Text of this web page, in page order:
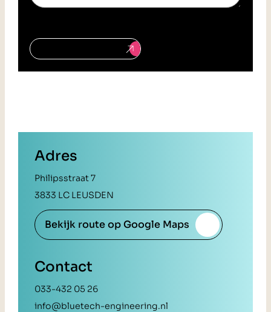
Adres
Philipsstraat 7
3833 LC LEUSDEN
Bekijk route op Google Maps
Contact
033-432 05 26
info@bluetech-engineering.nl